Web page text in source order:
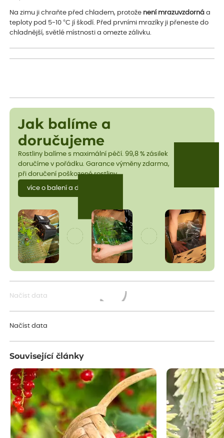
Na zimu ji chraňte před chladem, protože není mrazuvzdorná a
teploty pod 5-10 °C jí škodí. Před prvními mrazíky ji přeneste do
chladnější, světlé místnosti a omezte zálivku.
Jak balíme a
doručujeme
Rostliny balíme s maximální péčí. 99,8 % zásilek
doručíme v pořádku. Garance výměny zdarma,
při doručení poškozené rostliny.
více o balení a dopravě
Načíst data
Načíst data
Související články